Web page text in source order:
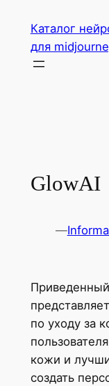
содержимому
Каталог
для
GlowAI
—
по уходу за
кожи и
создать